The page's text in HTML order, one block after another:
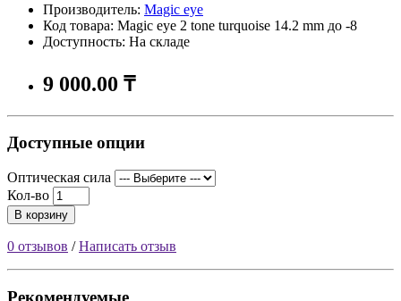
Производитель: Magic eye
Код товара: Magic eye 2 tone turquoise 14.2 mm до -8
Доступность: На складе
9 000.00 ₸
Доступные опции
Оптическая сила
Кол-во
В корзину
0 отзывов /Написать отзыв
Рекомендуемые